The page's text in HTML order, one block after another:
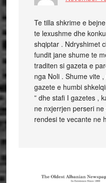
Te tilla shkrime e
te lexushme dhe
shqiptar . Ndryshimet
fundit jane shume te
traditen si gazeta e
nga Noli . Shume vite
gazete e humbi
” dhe stafi I gazetes ,
ne nxjerrjen perseri
rendesi te vecante ne